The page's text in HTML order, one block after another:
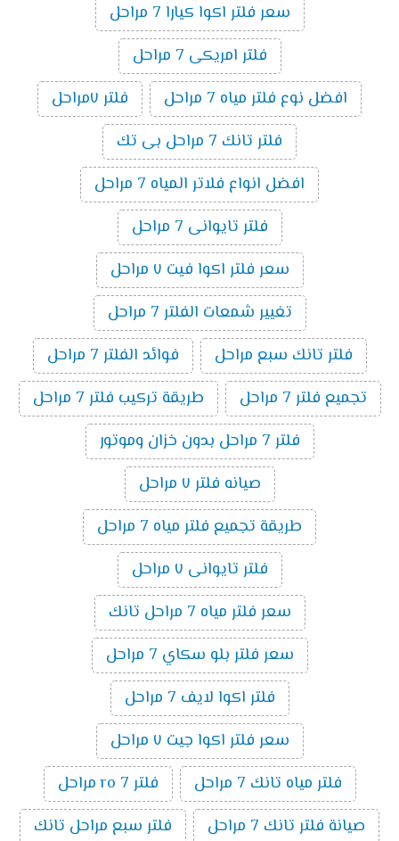
سعر فلتر اكوا كيارا 7 مراحل
فلتر امريكى 7 مراحل
افضل نوع فلتر مياه 7 مراحل
فلتر ٧مراحل
فلتر تانك 7 مراحل بى تك
افضل انواع فلاتر المياه 7 مراحل
فلتر تايوانى 7 مراحل
سعر فلتر اكوا فيت ٧ مراحل
تغيير شمعات الفلتر 7 مراحل
فلتر تانك سبع مراحل
فوائد الفلتر 7 مراحل
تجميع فلتر 7 مراحل
طريقة تركيب فلتر 7 مراحل
فلتر 7 مراحل بدون خزان وموتور
صيانه فلتر ٧ مراحل
طريقة تجميع فلتر مياه 7 مراحل
فلتر تايوانى ٧ مراحل
سعر فلتر مياه 7 مراحل تانك
سعر فلتر بلو سكاي 7 مراحل
فلتر اكوا لايف 7 مراحل
سعر فلتر اكوا جيت ٧ مراحل
فلتر مياه تانك 7 مراحل
فلتر ro 7 مراحل
صيانة فلتر تانك 7 مراحل
فلتر سبع مراحل تانك